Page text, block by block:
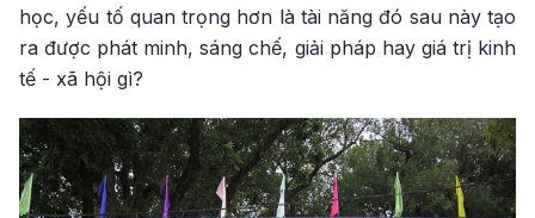
học, yếu tố quan trọng hơn là tài năng đó sau này tạo
ra được phát minh, sáng chế, giải pháp hay giá trị kinh
tế - xã hội gì?